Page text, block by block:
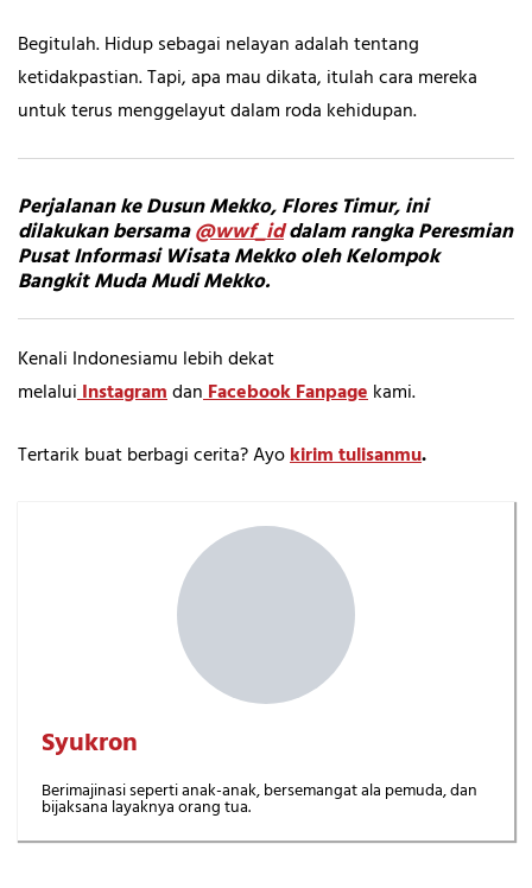
Begitulah. Hidup sebagai nelayan adalah tentang
ketidakpastian. Tapi, apa mau dikata, itulah cara mereka
untuk terus menggelayut dalam roda kehidupan.
Perjalanan ke Dusun Mekko, Flores Timur, ini
dilakukan bersama@wwf_iddalam rangka Peresmian
Pusat Informasi Wisata Mekko oleh Kelompok
Bangkit Muda Mudi Mekko.
Kenali Indonesiamu lebih dekat
melaluiInstagramdanFacebook Fanpagekami.
Tertarik buat berbagi cerita? Ayokirim tulisanmu.
Syukron
Berimajinasi seperti anak-anak, bersemangat ala pemuda, dan
bijaksana layaknya orang tua.